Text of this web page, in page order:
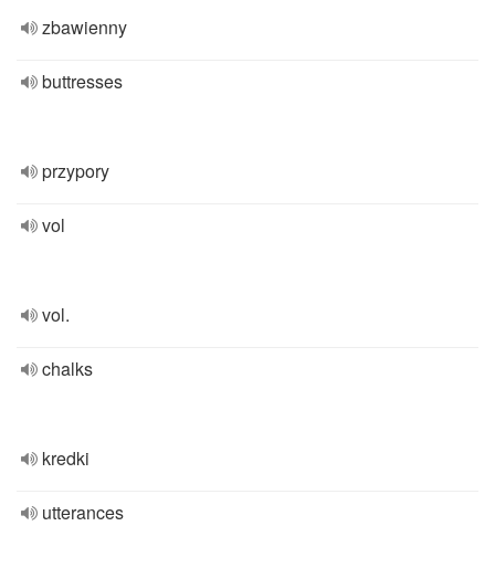
zbawienny
buttresses
przypory
vol
vol.
chalks
kredki
utterances